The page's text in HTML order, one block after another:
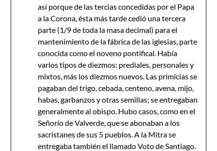
así porque de las tercias concedidas por el Papa
a la Corona, ésta más tarde cedió una tercera
parte (1/9 de toda la masa decimal) para el
mantenimiento de la fábrica de las iglesias, parte
conocida como el noveno pontifical. Había
varios tipos de diezmos: prediales, personales y
mixtos, más los diezmos nuevos. Las primicias se
pagaban del trigo, cebada, centeno, avena, mijo,
habas, garbanzos y otras semillas; se entregaban
generalmente al obispo. Hubo casos, como en el
Señorío de Valverde, que se abonaban a los
sacristanes de sus 5 pueblos. A la Mitra se
entregaba también el llamado Voto de Santiago.